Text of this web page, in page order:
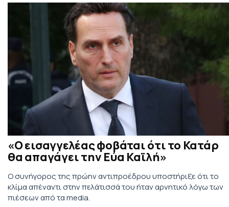
«Ο εισαγγελέας φοβάται ότι το Κατάρ
θα απαγάγει την Εύα Καϊλή»
Ο συνήγορος της πρώην αντιπροέδρου υποστήριξε ότι το
κλίμα απέναντι στην πελάτισσά του ήταν αρνητικό λόγω των
πιέσεων από τα media.